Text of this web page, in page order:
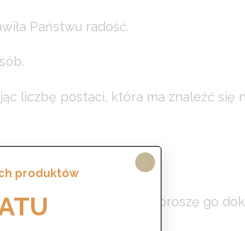
Państwu radość.
liczbę postaci, która ma znaleźć się
przesłanych zdjęciach, proszę go
produktów
X